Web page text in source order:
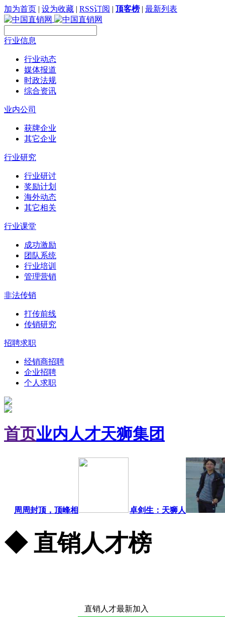
加为首页 | 设为收藏 | RSS订阅 | 顶客榜 | 最新列表
行业信息
行业动态
媒体报道
时政法规
综合资讯
业内公司
获牌企业
其它企业
行业研究
行业研讨
奖励计划
海外动态
其它相关
行业课堂
成功激励
团队系统
行业培训
管理营销
非法传销
打传前线
传销研究
招聘求职
经销商招聘
企业招聘
个人求职
首页业内人才天狮集团
周周封顶，顶峰相 卓剑生：天狮人
◆ 直销人才榜
直销人才最新加入